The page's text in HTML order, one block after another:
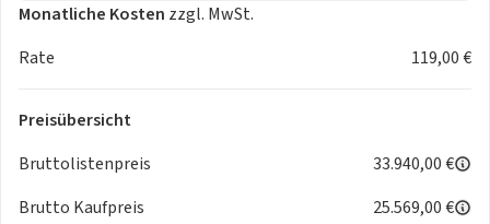
- Radio
- Audiosystem MP3-fähig
- USB-Schnittstelle/Anschluss
- Bluetooth Schnittstelle
- Full Link
Monatliche Kosten zzgl. MwSt.
Rate
119,00 €
Preisübersicht
Bruttolistenpreis
33.940,00 €
Brutto Kaufpreis
25.569,00 €